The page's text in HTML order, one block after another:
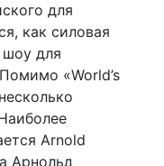
для
как силовая
шоу для
«World’s
Arnold
Арнольд